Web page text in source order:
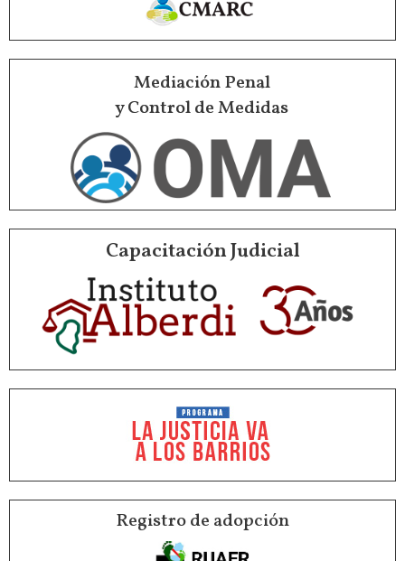
Mediación Penal
y Control de Medidas
Capacitación Judicial
Registro de adopción